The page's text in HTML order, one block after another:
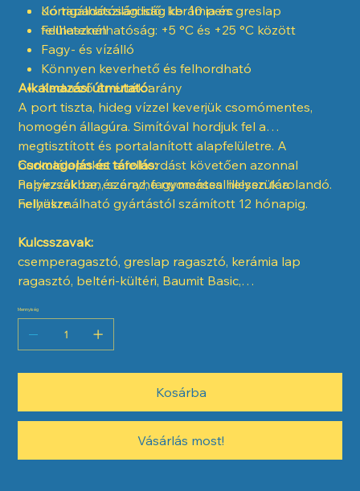
Korrigálhatósági idő: kb. 10 perc
Felhasználhatóság: +5 °C és +25 °C között
Jó tapadószilárdság kerámia és greslap
felületeken
Fagy- és vízálló
Könnyen keverhető és felhordható
Kedvező ár-érték arány
Alkalmazási útmutató:
A port tiszta, hideg vízzel keverjük csomómentes,
homogén állagúra. Simítóval hordjuk fel a
megtisztított és portalanított alapfelületre. A
burkolólapokat a felhordást követően azonnal
helyezzük be, és enyhe nyomással illesszük a
helyükre.
Csomagolás és tárolás:
Papírzsákban, száraz, fagymentes helyen tárolandó.
Felhasználható gyártástól számított 12 hónapig.
Kulcsszavak:
csemperagasztó, greslap ragasztó, kerámia lap
ragasztó, beltéri-kültéri, Baumit Basic,
Mennyiség
Kosárba
Vásárlás most!